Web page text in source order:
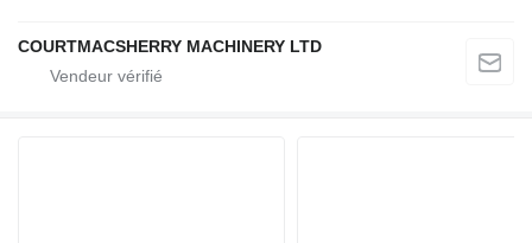
COURTMACSHERRY MACHINERY LTD